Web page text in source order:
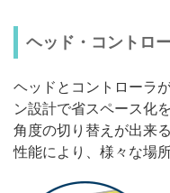
ヘッド・コントロ
ヘッドとコントローラ
ン設計で省スペース化を
角度の切り替えが出来
性能により、様々な場